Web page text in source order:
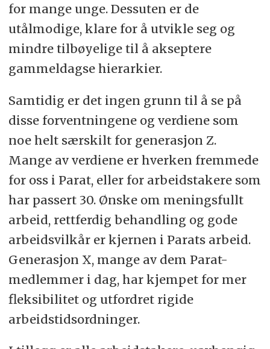
for mange unge. Dessuten er de
utålmodige, klare for å utvikle seg og
mindre tilbøyelige til å akseptere
gammeldagse hierarkier.
Samtidig er det ingen grunn til å se på
disse forventningene og verdiene som
noe helt særskilt for generasjon Z.
Mange av verdiene er hverken fremmede
for oss i Parat, eller for arbeidstakere som
har passert 30. Ønske om meningsfullt
arbeid, rettferdig behandling og gode
arbeidsvilkår er kjernen i Parats arbeid.
Generasjon X, mange av dem Parat-
medlemmer i dag, har kjempet for mer
fleksibilitet og utfordret rigide
arbeidstidsordninger.